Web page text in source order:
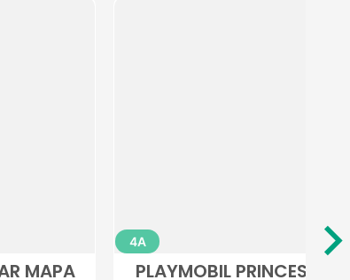
CRUZEIRO PLAYMOBIL DUO
5A